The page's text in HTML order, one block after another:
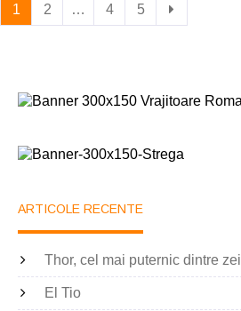
1 2 … 4 5
ARTICOLE RECENTE
Thor, cel mai puternic dintre zei
El Tio